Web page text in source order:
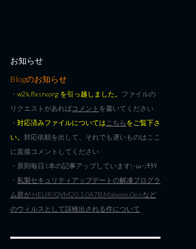
お知らせ
Blogのお知らせ
・ w2k.flxsrv.org を引っ越しました。 ファイルの
リクエストがあればコメント を書いてください
・ 対応済みファイルについては こちらをご覧下さ
い。 対応依頼を出して、それでも遅いものはここ
に直接コメントしてください
・原則毎日1本の記事アップしています|･ω･)ﾁﾗﾘ
・ 私製セキュリティアップデートの解凍プログラ
ム群が HEUR/QVM20.1.0A7B.Malware.Gen など
のウィルスとして誤検出される件について